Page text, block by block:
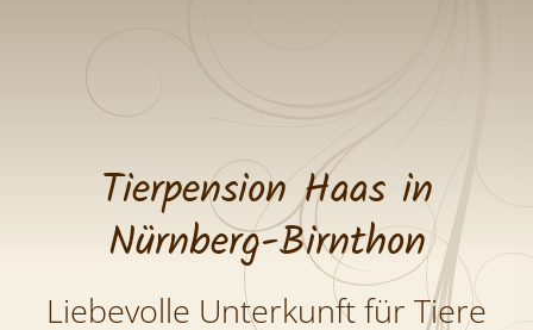
Tierpension Haas in
Nürnberg-Birnthon
Liebevolle Unterkunft für Tiere